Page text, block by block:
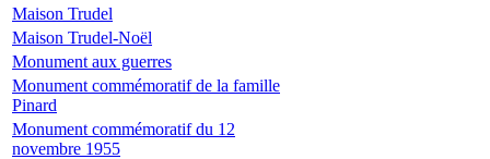
Maison Trudel
Maison Trudel-Noël
Monument aux guerres
Monument commémoratif de la famille
Pinard
Monument commémoratif du 12
novembre 1955